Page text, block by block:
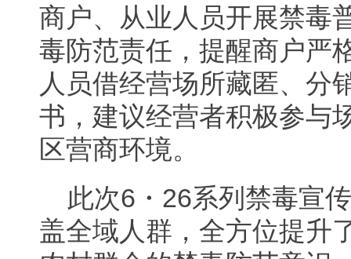
商户、从业人员开展禁毒
毒防范责任，提醒商户严
人员借经营场所藏匿、分
书，建议经营者积极参与
区营商环境。
此次6・26系列禁毒宣
盖全域人群，全方位提升